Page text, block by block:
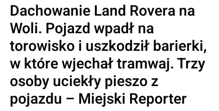
Dachowanie Land Rovera na
Woli. Pojazd wpadł na
torowisko i uszkodził barierki,
w które wjechał tramwaj. Trzy
osoby uciekły pieszo z
pojazdu – Miejski Reporter